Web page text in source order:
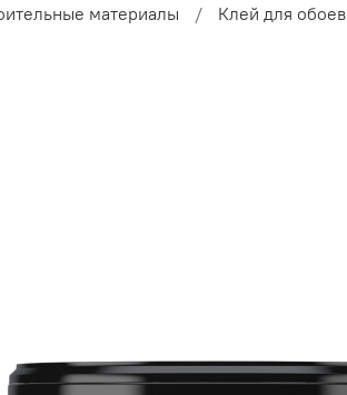
материалы Клей для обоев